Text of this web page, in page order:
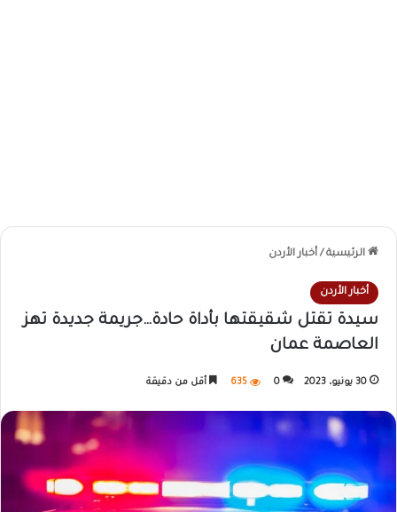
الرئيسية / أخبار الأردن
أخبار الأردن
سيدة تقتل شقيقتها بأداة حادة…جريمة جديدة تهز
العاصمة عمان
30 يونيو، 2023 0
635 أقل من دقيقة